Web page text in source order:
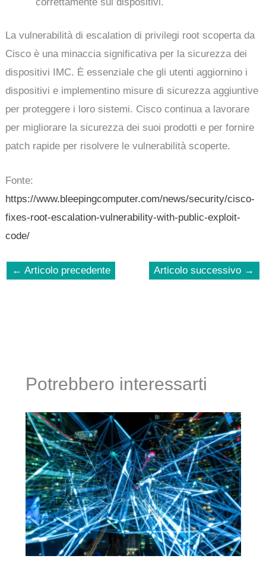
La vulnerabilità di escalation di privilegi root scoperta da
Cisco è una minaccia significativa per la sicurezza dei
dispositivi IMC. È essenziale che gli utenti aggiornino i
dispositivi e implementino misure di sicurezza aggiuntive
per proteggere i loro sistemi. Cisco continua a lavorare
per migliorare la sicurezza dei suoi prodotti e per fornire
patch rapide per risolvere le vulnerabilità scoperte.
Fonte:
https://www.bleepingcomputer.com/news/security/cisco-
fixes-root-escalation-vulnerability-with-public-exploit-
code/
← Articolo precedente Articolo successivo →
Potrebbero interessarti